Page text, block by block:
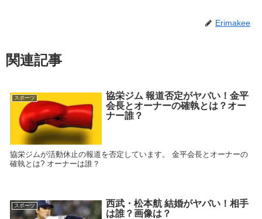
Erimakee
関連記事
スポーツ
協栄ジム 報道否定がヤバい！金平
会長とオーナーの確執とは？オー
ナー誰？
協栄ジムが活動休止の報道を否定しています。 金平会長とオーナーの
確執とは? オーナーは誰？
スポーツ
西武・松本航 結婚がヤバい！相手
は誰？画像は？